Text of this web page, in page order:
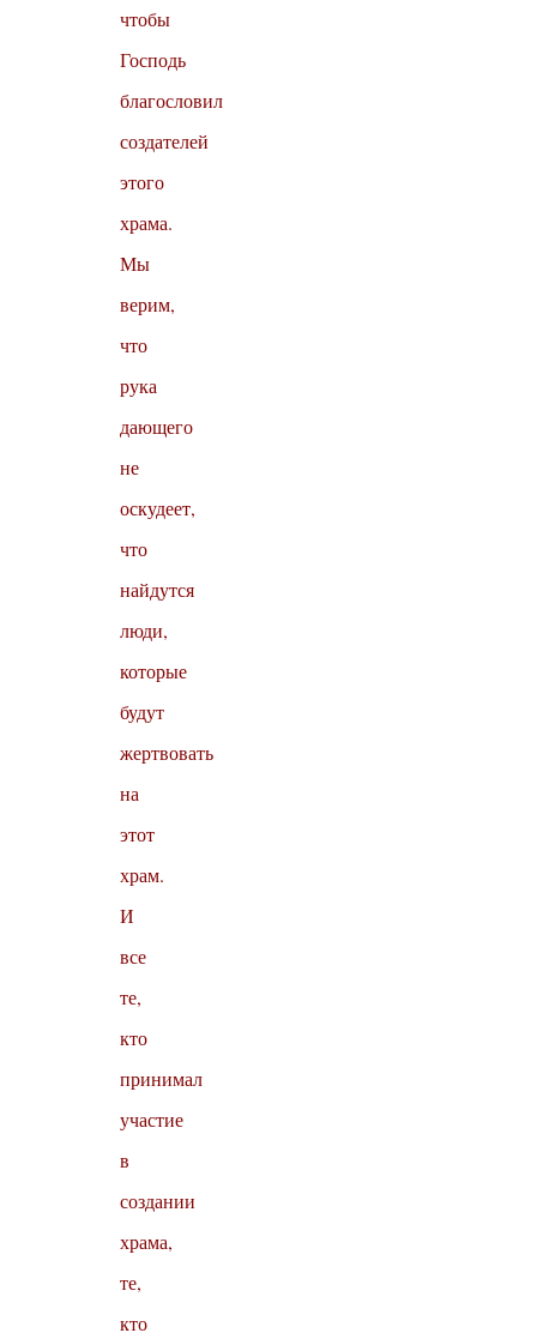
чтобы
Господь
благословил
создателей
этого
храма.
Мы
верим,
что
рука
дающего
не
оскудеет,
что
найдутся
люди,
которые
будут
жертвовать
на
этот
храм.
И
все
те,
кто
принимал
участие
в
создании
храма,
те,
кто